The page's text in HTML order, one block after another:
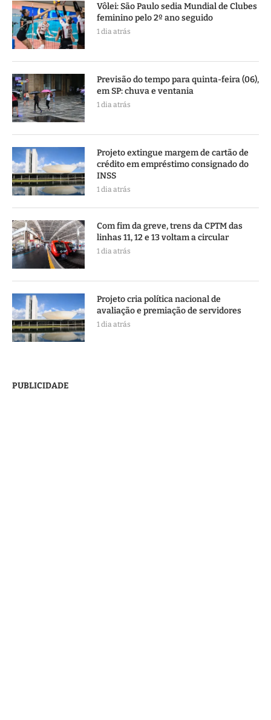
Vôlei: São Paulo sedia Mundial de Clubes
feminino pelo 2º ano seguido
1 dia atrás
Previsão do tempo para quinta-feira (06),
em SP: chuva e ventania
1 dia atrás
Projeto extingue margem de cartão de
crédito em empréstimo consignado do
INSS
1 dia atrás
Com fim da greve, trens da CPTM das
linhas 11, 12 e 13 voltam a circular
1 dia atrás
Projeto cria política nacional de
avaliação e premiação de servidores
1 dia atrás
PUBLICIDADE